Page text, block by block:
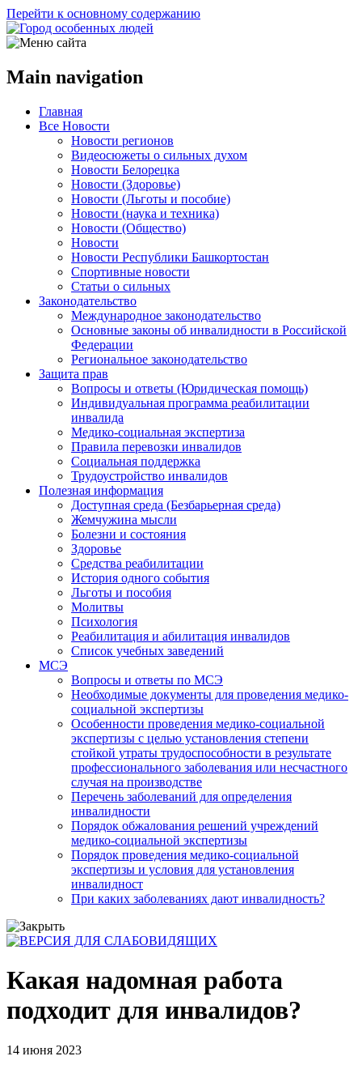
Перейти к основному содержанию
Main navigation
Главная
Все Новости
Новости регионов
Видеосюжеты о сильных духом
Новости Белорецка
Новости (Здоровье)
Новости (Льготы и пособие)
Новости (наука и техника)
Новости (Общество)
Новости
Новости Республики Башкортостан
Спортивные новости
Статьи о сильных
Законодательство
Международное законодательство
Основные законы об инвалидности в Российской
Федерации
Региональное законодательство
Защита прав
Вопросы и ответы (Юридическая помощь)
Индивидуальная программа реабилитации
инвалида
Медико-социальная экспертиза
Правила перевозки инвалидов
Социальная поддержка
Трудоустройство инвалидов
Полезная информация
Доступная среда (Безбарьерная среда)
Жемчужина мысли
Болезни и состояния
Здоровье
Средства реабилитации
История одного события
Льготы и пособия
Молитвы
Психология
Реабилитация и абилитация инвалидов
Список учебных заведений
МСЭ
Вопросы и ответы по МСЭ
Необходимые документы для проведения медико-
социальной экспертизы
Особенности проведения медико-социальной
экспертизы с целью установления степени
стойкой утраты трудоспособности в результате
профессионального заболевания или несчастного
случая на производстве
Перечень заболеваний для определения
инвалидности
Порядок обжалования решений учреждений
медико-социальной экспертизы
Порядок проведения медико-социальной
экспертизы и условия для установления
инвалидност
При каких заболеваниях дают инвалидность?
Какая надомная работа
подходит для инвалидов?
14 июня 2023